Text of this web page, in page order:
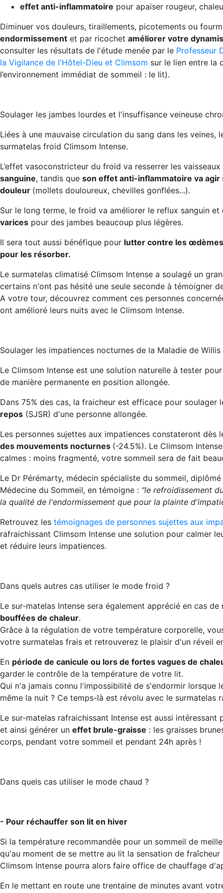
effet anti-inflammatoire pour apaiser rougeur,
Diminuer vos douleurs, tiraillements, picotements ou
endormissement et par ricochet améliorer votre
consulter les résultats de l'étude menée par le Professeur
la Vigilance de l'Hôtel-Dieu et Climsom sur le lien entre la
l’environnement immédiat de sommeil : le lit).
Soulager les jambes lourdes et l'insuffisance veineuse
Liées à une mauvaise circulation du sang dans les veines,
surmatelas froid Climsom Intense.
L’effet vasoconstricteur du froid va resserrer les
sanguine, tandis que son effet anti-inflammatoire va
douleur (mollets douloureux, chevilles gonflées...).
Sur le long terme, le froid va améliorer le reflux sanguin et
varices pour des jambes beaucoup plus légères.
Il sera tout aussi bénéfique pour lutter contre les
pour les résorber.
Le surmatelas climatisé Climsom Intense a soulagé un
certains n'ont pas hésité une seule seconde à témoigner
A votre tour, découvrez comment ces personnes
ont amélioré leurs nuits avec le Climsom Intense.
Soulager les impatiences nocturnes de la Maladie de
Le Climsom Intense est une solution naturelle à tester
de manière permanente en position allongée.
Dans 75% des cas, la fraicheur est efficace pour soulager
repos (SJSR) d'une personne allongée.
Les personnes sujettes aux impatiences constateront dès
des mouvements nocturnes (-24.5%). Le Climsom
calmes : moins fragmenté, votre sommeil sera de fait
Le Dr Pérémarty, médecin spécialiste du sommeil,
Médecine du Sommeil, en témoigne : "le refroidissement
la qualité de l'endormissement que pour la plainte
Retrouvez les témoignages de personnes sujettes aux
rafraichissant Climsom Intense une solution pour calmer
et réduire leurs impatiences.
Dans quels autres cas utiliser le mode froid ?
Le sur-matelas Intense sera également apprécié en cas de
bouffées de chaleur.
Grâce à la régulation de votre température corporelle,
votre surmatelas frais et retrouverez le plaisir d'un réveil
En période de canicule ou lors de fortes vagues de
garder le contrôle de la température de votre lit.
Qui n'a jamais connu l'impossibilité de s'endormir lorsque
même la nuit ? Ce temps-là est révolu avec le surmatelas
Le sur-matelas rafraichissant Intense est aussi intéressant
et ainsi générer un effet brule-graisse : les graisses
corps, pendant votre sommeil et pendant 24h après !
Dans quels cas utiliser le mode chaud ?
- Pour réchauffer son lit en hiver
Si la température recommandée pour un sommeil de
qu'au moment de se mettre au lit la sensation de fraîcheur
Climsom Intense pourra alors faire office de chauffage
En le mettant en route une trentaine de minutes avant